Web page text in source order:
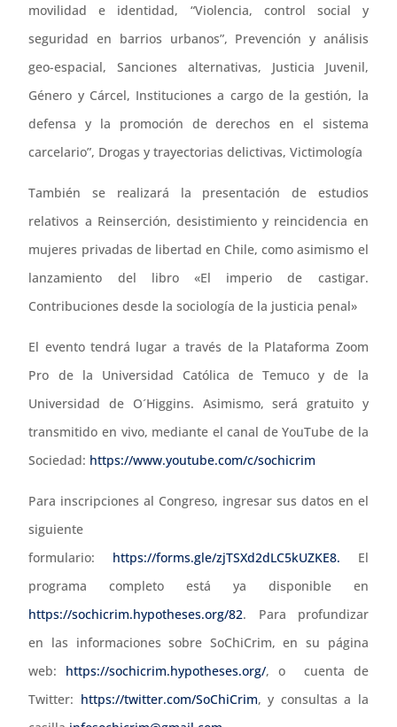
movilidad e identidad, “Violencia, control social y
seguridad en barrios urbanos”, Prevención y análisis
geo-espacial, Sanciones alternativas, Justicia Juvenil,
Género y Cárcel, Instituciones a cargo de la gestión, la
defensa y la promoción de derechos en el sistema
carcelario”, Drogas y trayectorias delictivas, Victimología
También se realizará la presentación de estudios
relativos a Reinserción, desistimiento y reincidencia en
mujeres privadas de libertad en Chile, como asimismo el
lanzamiento del libro «El imperio de castigar.
Contribuciones desde la sociología de la justicia penal»
El evento tendrá lugar a través de la Plataforma Zoom
Pro de la Universidad Católica de Temuco y de la
Universidad de O´Higgins. Asimismo, será gratuito y
transmitido en vivo, mediante el canal de YouTube de la
Sociedad: https://www.youtube.com/c/sochicrim
Para inscripciones al Congreso, ingresar sus datos en el
siguiente
formulario: https://forms.gle/zjTSXd2dLC5kUZKE8. El
programa completo está ya disponible en
https://sochicrim.hypotheses.org/82. Para profundizar
en las informaciones sobre SoChiCrim, en su página
web: https://sochicrim.hypotheses.org/, o cuenta de
Twitter: https://twitter.com/SoChiCrim, y consultas a la